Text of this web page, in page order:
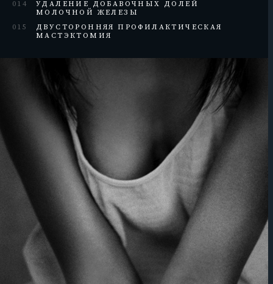
014
УДАЛЕНИЕ ДОБАВОЧНЫХ ДОЛЕЙ
МОЛОЧНОЙ ЖЕЛЕЗЫ
015
ДВУСТОРОННЯЯ ПРОФИЛАКТИЧЕСКАЯ
МАСТЭКТОМИЯ